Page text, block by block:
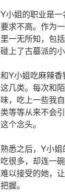
Y小姐的职业是
要求不高。作为
里一无所知，包
碰上了古墓派的
和Y小姐吃麻辣
这几类。每次和
味，吃上一些我
类等等从来不会
这个念头。
熟悉之后，Y小
吃很多，却连一
难以接受的她，
把握。